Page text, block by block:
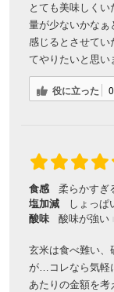
とても美味しく
量が少ないかなぁ
感じるとさせてい
てやりたいと思い
役に立った 0
食感 柔らかすぎ
塩加減
しょっぱ
酸味
酸味が強い
玄米は食べ難い
が…コレなら気軽
あたりの金額を